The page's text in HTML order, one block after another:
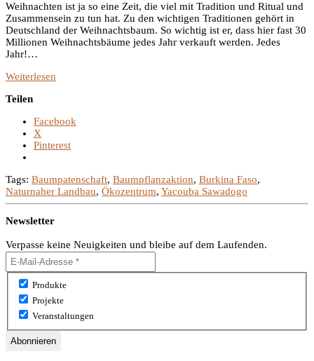
Weihnachten ist ja so eine Zeit, die viel mit Tradition und Ritual und
Zusammensein zu tun hat. Zu den wichtigen Traditionen gehört in
Deutschland der Weihnachtsbaum. So wichtig ist er, dass hier fast 30
Millionen Weihnachtsbäume jedes Jahr verkauft werden. Jedes
Jahr!…
Weiterlesen
Teilen
Facebook
X
Pinterest
Tags: Baumpatenschaft, Baumpflanzaktion, Burkina Faso,
Naturnaher Landbau, Ökozentrum, Yacouba Sawadogo
Newsletter
Verpasse keine Neuigkeiten und bleibe auf dem Laufenden.
Produkte
Projekte
Veranstaltungen